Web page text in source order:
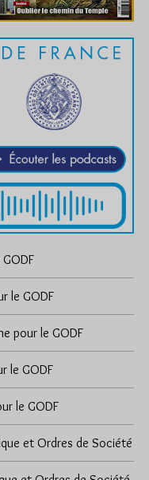
le GODF
pour le GODF
le GODF
le GODF
et Ordres de Société